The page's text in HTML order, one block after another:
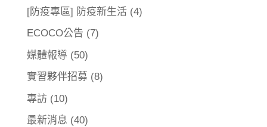
[防疫專區] 防疫新生活(4)
ECOCO公告 (7)
媒體報導 (50)
實習夥伴招募(8)
專訪(10)
最新消息 (40)